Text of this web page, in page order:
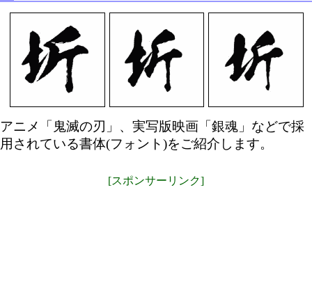
アニメ「鬼滅の刃」、実写版映画「銀魂」などで採
用されている書体(フォント)をご紹介します。
[スポンサーリンク]